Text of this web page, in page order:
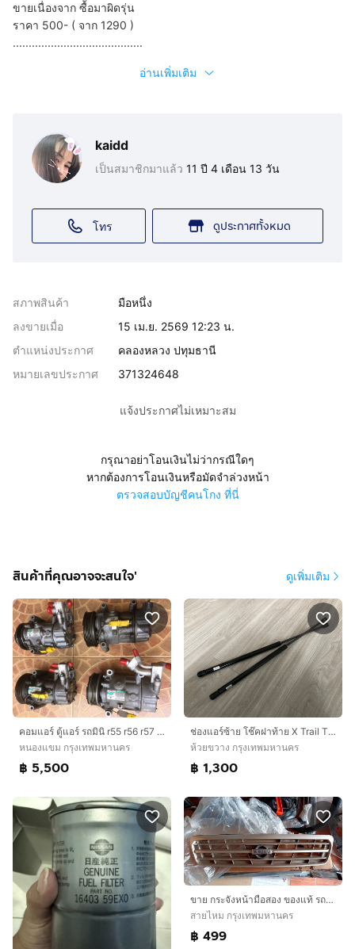
ขายเนื่องจาก ซื้อมาผิดรุ่น
ราคา 500- ( จาก 1290 )
.........................................
อ่านเพิ่มเติม
kaidd
เป็นสมาชิกมาแล้ว 11 ปี 4 เดือน 13 วัน
โทร ดูประกาศทั้งหมด
สภาพสินค้า
มือหนึ่ง
ลงขายเมื่อ
15 เม.ย. 2569 12:23 น.
ตำแหน่งประกาศ
คลองหลวง ปทุมธานี
หมายเลขประกาศ
371324648
แจ้งประกาศไม่เหมาะสม
กรุณาอย่าโอนเงินไม่ว่ากรณีใดๆ
หากต้องการโอนเงินหรือมัดจำล่วงหน้า
ตรวจสอบบัญชีคนโกง ที่นี่
สินค้าที่คุณอาจจะสนใจ' ดูเพิ่มเติม
คอมแอร์ ตู้แอร์ รถมินิ r55 r56 r57 r58 r60 f55 f56
หนองแขม กรุงเทพมหานคร
฿ 5,500
ช่องแอร์ซ้าย โช๊คฝาท้าย X Trail T30 รุ่นปี 2003-2012 1 คู่ และ ช่องแอร์ ซ้าย L
ห้วยขวาง กรุงเทพมหานคร
฿ 1,300
ขาย กระจังหน้ามือสอง ของแท้ รถนิสสัน ซันนี่ ปี 1995-1996 สภาพดี พร้อมใช้ เจ้าของขายเอง
สายไหม กรุงเทพมหานคร
฿ 499